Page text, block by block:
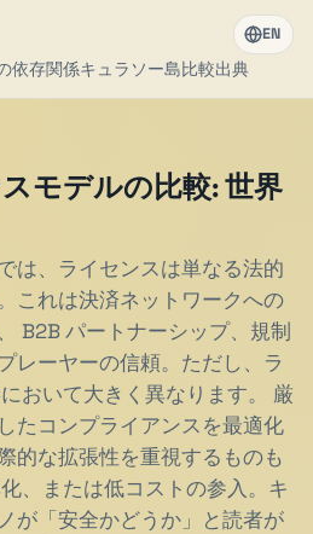
依存関係キュラソー島比較出典
EN
モデルの比較: 世界
は、ライセンスは単なる法的
これは決済ネットワークへの
B2B パートナーシップ、規制
レーヤーの信頼。ただし、ラ
おいて大きく異なります。 厳
たコンプライアンスを最適化
的な拡張性を重視するものも
、または低コストの参入。キ
が「安全かどうか」と読者が